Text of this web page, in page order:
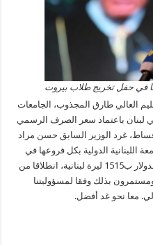
في حفل تخريج طلاب بيروت
العالي طارق المجذوب، الجامعات
لبنان باعتماد سعر الصرف الرسمي
ل.ل) في دفع الأقساط، غرد الوزير السابق حسن مراد
اللبنانية الدولية بكل فروعها في
احتساب القسط على السعر الرسمي للدولار ب1515 ليرة لبنانية، انطلاقا من
بذلك وفقا لمسؤوليتنا
معا نحو غد أفضل.